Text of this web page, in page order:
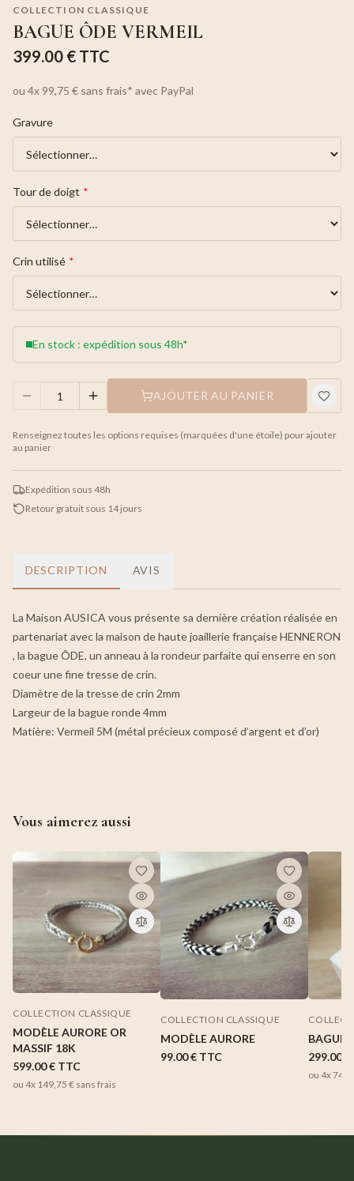
COLLECTION CLASSIQUE
BAGUE ÔDE VERMEIL
399.00 € TTC
ou 4x 99,75 € sans frais* avec PayPal
Gravure
Tour de doigt *
Crin utilisé *
En stock : expédition sous 48h*
AJOUTER AU PANIER
Renseignez toutes les options requises (marquées d'une étoile) pour ajouter
au panier
Expédition sous 48h
Retour gratuit sous 14 jours
DESCRIPTION AVIS
La Maison AUSICA vous présente sa dernière création réalisée en
partenariat avec la maison de haute joaillerie française HENNERON
, la bague ÔDE, un anneau à la rondeur parfaite qui enserre en son
coeur une fine tresse de crin.
Diamètre de la tresse de crin 2mm
Largeur de la bague ronde 4mm
Matière: Vermeil 5M (métal précieux composé d’argent et d’or)
Vous aimerez aussi
COLLECTION CLASSIQUE
MODÈLE AURORE OR
MASSIF 18K
599.00 € TTC
ou 4x 149,75 € sans frais
COLLECTION CLASSIQUE
MODÈLE AURORE
99.00 € TTC
BAGUE
299.00 €
ou 4x